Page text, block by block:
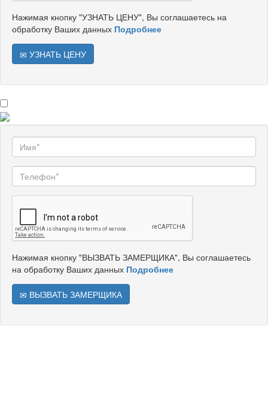
Нажимая кнопку "УЗНАТЬ ЦЕНУ", Вы соглашаетесь на
обработку Ваших данных Подробнее
УЗНАТЬ ЦЕНУ
Нажимая кнопку "ВЫЗВАТЬ ЗАМЕРЩИКА", Вы соглашаетесь
на обработку Ваших данных Подробнее
ВЫЗВАТЬ ЗАМЕРЩИКА